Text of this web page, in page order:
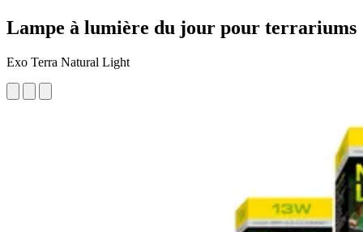
Lampe à lumière du jour pour terrariums
Exo Terra Natural Light